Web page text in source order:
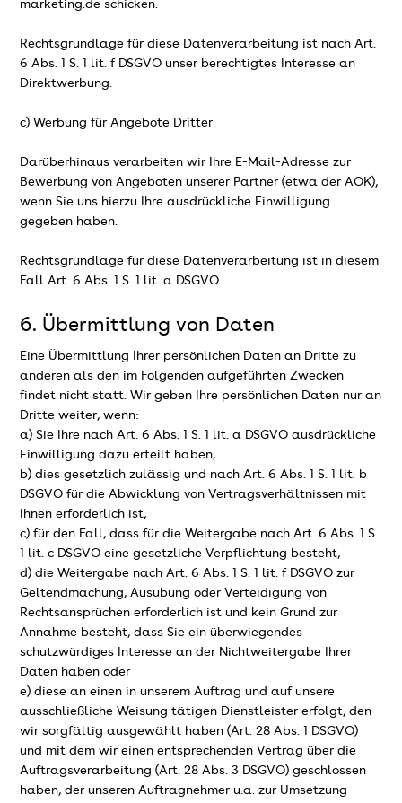
marketing.de schicken.
Rechtsgrundlage für diese Datenverarbeitung ist nach Art.
6 Abs. 1 S. 1 lit. f DSGVO unser berechtigtes Interesse an
Direktwerbung.
c) Werbung für Angebote Dritter
Darüberhinaus verarbeiten wir Ihre E-Mail-Adresse zur
Bewerbung von Angeboten unserer Partner (etwa der AOK),
wenn Sie uns hierzu Ihre ausdrückliche Einwilligung
gegeben haben.
Rechtsgrundlage für diese Datenverarbeitung ist in diesem
Fall Art. 6 Abs. 1 S. 1 lit. a DSGVO.
6. Übermittlung von Daten
Eine Übermittlung Ihrer persönlichen Daten an Dritte zu
anderen als den im Folgenden aufgeführten Zwecken
findet nicht statt. Wir geben Ihre persönlichen Daten nur an
Dritte weiter, wenn:
a) Sie Ihre nach Art. 6 Abs. 1 S. 1 lit. a DSGVO ausdrückliche
Einwilligung dazu erteilt haben,
b) dies gesetzlich zulässig und nach Art. 6 Abs. 1 S. 1 lit. b
DSGVO für die Abwicklung von Vertragsverhältnissen mit
Ihnen erforderlich ist,
c) für den Fall, dass für die Weitergabe nach Art. 6 Abs. 1 S.
1 lit. c DSGVO eine gesetzliche Verpflichtung besteht,
d) die Weitergabe nach Art. 6 Abs. 1 S. 1 lit. f DSGVO zur
Geltendmachung, Ausübung oder Verteidigung von
Rechtsansprüchen erforderlich ist und kein Grund zur
Annahme besteht, dass Sie ein überwiegendes
schutzwürdiges Interesse an der Nichtweitergabe Ihrer
Daten haben oder
e) diese an einen in unserem Auftrag und auf unsere
ausschließliche Weisung tätigen Dienstleister erfolgt, den
wir sorgfältig ausgewählt haben (Art. 28 Abs. 1 DSGVO)
und mit dem wir einen entsprechenden Vertrag über die
Auftragsverarbeitung (Art. 28 Abs. 3 DSGVO) geschlossen
haben, der unseren Auftragnehmer u.a. zur Umsetzung